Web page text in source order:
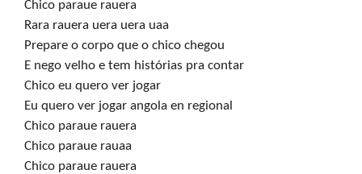
Chico paraue rauera
Rara rauera uera uera uaa
Prepare o corpo que o chico chegou
E nego velho e tem histórias pra contar
Chico eu quero ver jogar
Eu quero ver jogar angola en regional
Chico paraue rauera
Chico paraue rauaa
Chico paraue rauera